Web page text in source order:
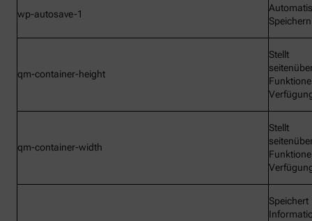
wp-autosave-1
Speichern
qm-container-height
Stellt
qm-container-width
Stellt
Speichert